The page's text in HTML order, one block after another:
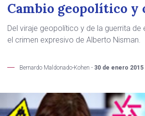
Cambio geopolítico y
Del viraje geopolítico y de la guerrita de
el crimen expresivo de Alberto Nisman.
Bernardo Maldonado-Kohen - 30 de enero 2015